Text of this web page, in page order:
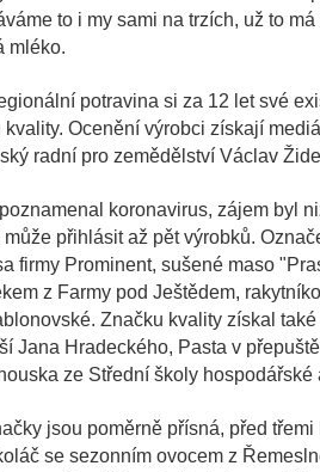
to i my sami na trzích, už to
mléko.
potravina si za 12 let své
kvality. Ocenění výrobci získají
radní pro zemědělství Václav
koronavirus, zájem byl
může přihlásit až pět výrobků.
firmy Prominent, sušené maso
z Farmy pod Ještědem,
Značku kvality získal
Jana Hradeckého, Pasta v
ze Střední školy hospodářské
jsou poměrně přísná, před
se sezonním ovocem z